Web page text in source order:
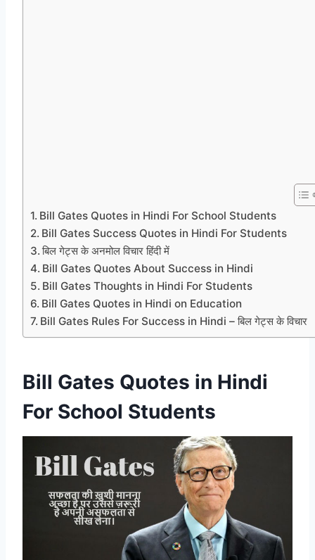
Bill Gates Quotes in Hindi For School Students
Bill Gates Success Quotes in Hindi For Students
बिल गेट्स के अनमोल विचार हिंदी में
Bill Gates Quotes About Success in Hindi
Bill Gates Thoughts in Hindi For Students
Bill Gates Quotes in Hindi on Education
Bill Gates Rules For Success in Hindi – बिल गेट्स के विचार
Bill Gates Quotes in Hindi
For School Students